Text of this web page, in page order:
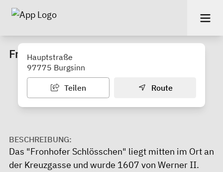
Fronhof-Schlösschen
Hauptstraße
97775 Burgsinn
Teilen Route
BESCHREIBUNG:
Das "Fronhofer Schlösschen" liegt mitten im Ort an
der Kreuzgasse und wurde 1607 von Werner II.